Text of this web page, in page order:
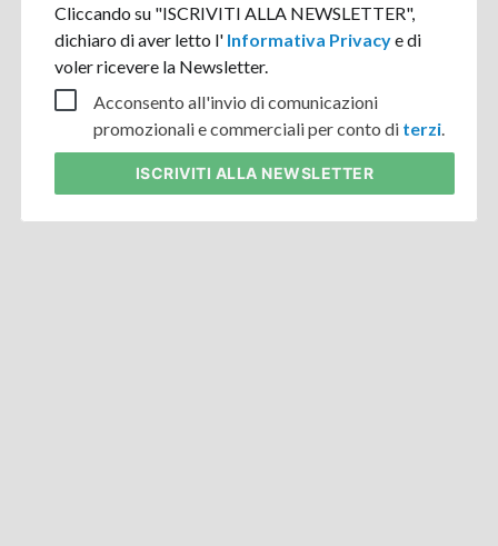
Cliccando su "ISCRIVITI ALLA NEWSLETTER",
dichiaro di aver letto l' Informativa Privacye di
voler ricevere la Newsletter.
Acconsento all'invio di comunicazioni
promozionali e commerciali per conto di terzi.
ISCRIVITI ALLA NEWSLETTER